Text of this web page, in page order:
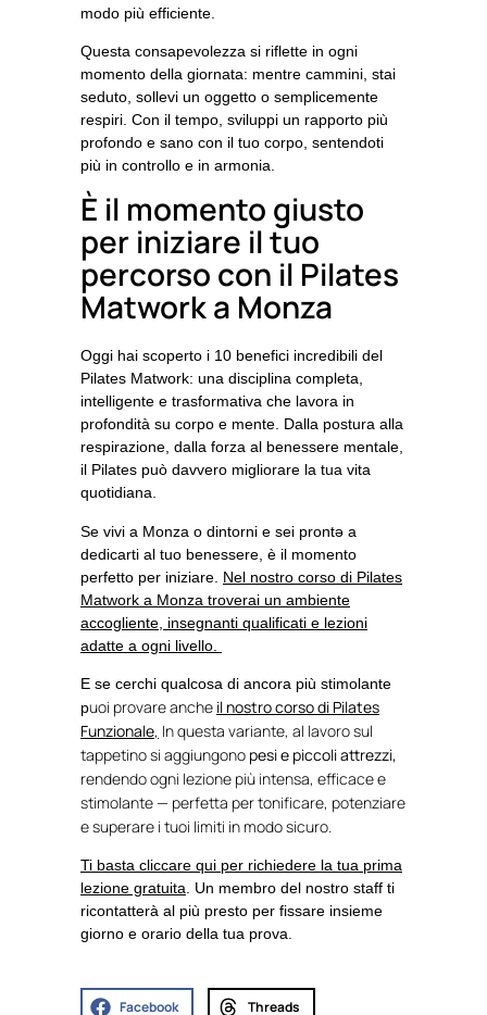
modo più efficiente.
Questa consapevolezza si riflette in ogni
momento della giornata: mentre cammini, stai
seduto, sollevi un oggetto o semplicemente
respiri. Con il tempo, sviluppi un rapporto più
profondo e sano con il tuo corpo, sentendoti
più in controllo e in armonia.
È il momento giusto
per iniziare il tuo
percorso con il Pilates
Matwork a Monza
Oggi hai scoperto i 10 benefici incredibili del
Pilates Matwork: una disciplina completa,
intelligente e trasformativa che lavora in
profondità su corpo e mente. Dalla postura alla
respirazione, dalla forza al benessere mentale,
il Pilates può davvero migliorare la tua vita
quotidiana.
Se vivi a Monza o dintorni e sei prontə a
dedicarti al tuo benessere, è il momento
perfetto per iniziare. Nel nostro corso di Pilates
Matwork a Monza troverai un ambiente
accogliente, insegnanti qualificati e lezioni
adatte a ogni livello.
E se cerchi qualcosa di ancora più stimolante
puoi provare anche il nostrocorso di Pilates
Funzionale, In questa variante, al lavoro sul
tappetino si aggiungono pesi e piccoli attrezzi,
rendendo ogni lezione più intensa, efficace e
stimolante — perfetta per tonificare, potenziare
e superare i tuoi limiti in modo sicuro.
Ti basta cliccare qui per richiedere la tua prima
lezione gratuita. Un membro del nostro staff ti
ricontatterà al più presto per fissare insieme
giorno e orario della tua prova.
Facebook Threads